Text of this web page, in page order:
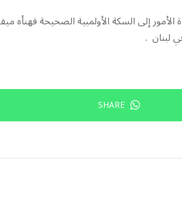
إلى السكة الأولمبية الصحيحة فهنأه
لبنان .
SHARE